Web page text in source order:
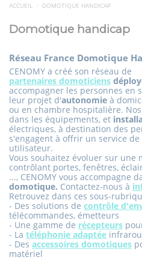
ACCUEIL DOMOTIQUE HANDICAP
Domotique handicap
Réseau France Domotique
CENOMY a créé son réseau de
partenaires domoticiens
accompagner les personnes en
leur projet d'autonomie à
ou en chambre hospitalière.
dans les équipements, et
électriques, à destination des
s'engagent à offrir un service
utilisateur.
Vous souhaitez évoluer sur une
contrôlant portes, fenêtres,
..., CENOMY vous accompagne
domotique. Contactez-nous à
Retrouvez dans ces sous-
- Des solutions de contrôle
télécommandes, émetteurs
- Une gamme de récepteurs
- La téléphonie adaptée
- Des accessoires domotiques
matériel